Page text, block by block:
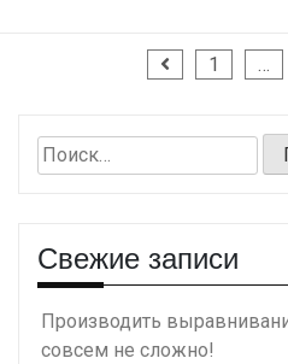
Пагинация
1 …
Найти:
Свежие записи
Производить
совсем не сложно!